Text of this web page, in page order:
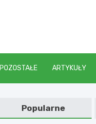
POZOSTAŁE ARTYKUŁY
Popularne